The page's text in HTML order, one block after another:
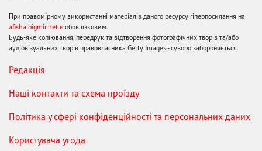
При правомірному використанні матеріалів даного ресурсу гіперпосилання на
afisha.bigmir.net є обов'язковим.
Будь-яке копіювання, передрук та відтворення фотографічних творів та/або
аудіовізуальних творів правовласника Getty Images - суворо забороняється.
Редакція
Наші контакти та схема проїзду
Політика у сфері конфіденційності та персональних даних
Користувача угода